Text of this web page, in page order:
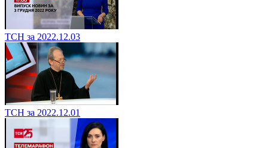
ТСН за 2022.12.03
ТСН за 2022.12.01